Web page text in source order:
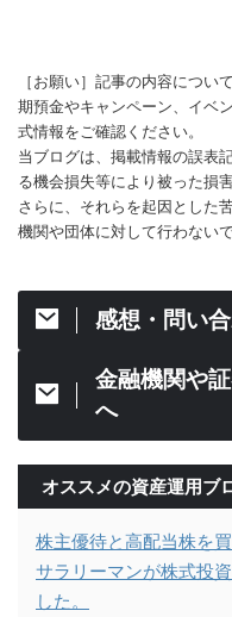
［お願い］記事の内容につい
期預金やキャンペーン、イベ
式情報をご確認ください。
当ブログは、掲載情報の誤表
る機会損失等により被った損
さらに、それらを起因とした
機関や団体に対して行わないで
感想・問い
金融機関や
へ
オススメの資産運用ブ
株主優待と高配当株を
サラリーマンが株式投
した。